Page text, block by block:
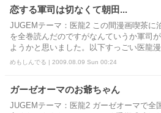
恋する軍司は切なくて朝田...
JUGEMテーマ：医龍2 この間漫画喫茶に
を全巻読んだのですがなんていうか軍司
ようかと思いました。以下すっごい医龍漫
めもしんでる | 2009.08.09 Sun 00:24
ガーゼオーマのお爺ちゃん
JUGEMテーマ：医龍2 ガーゼオーマで全